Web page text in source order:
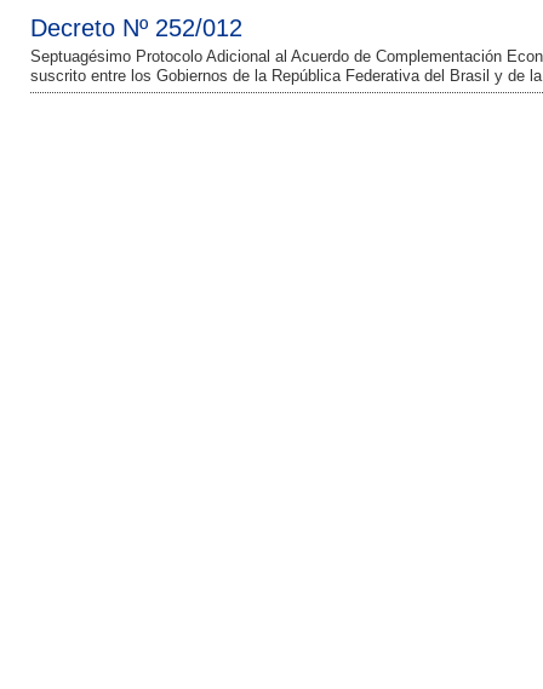
Decreto Nº 252/012
Septuagésimo Protocolo Adicional al Acuerdo de Complementación
suscrito entre los Gobiernos de la República Federativa del Brasil y de